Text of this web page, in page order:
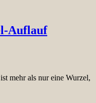
Auflauf
mehr als nur eine Wurzel,